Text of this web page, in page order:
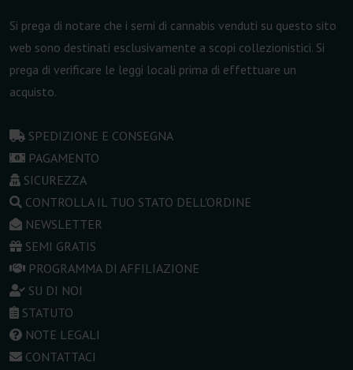
Si prega di notare che i semi di cannabis venduti su questo sito
web sono destinati esclusivamente a scopi collezionistici. Si
prega di verificare le leggi locali prima di effettuare un
acquisto.
SPEDIZIONE E CONSEGNA
PAGAMENTO
SICUREZZA
CONTROLLA IL TUO STATO DELL'ORDINE
NEWSLETTER
SEMI GRATIS
PROGRAMMA DI AFFILIAZIONE
SU DI NOI
STATUTO
NOTE LEGALI
CONTATTACI